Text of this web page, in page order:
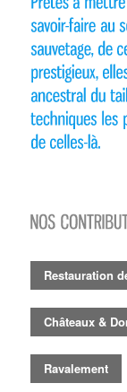
Restauration
Châteaux &
Ravalement